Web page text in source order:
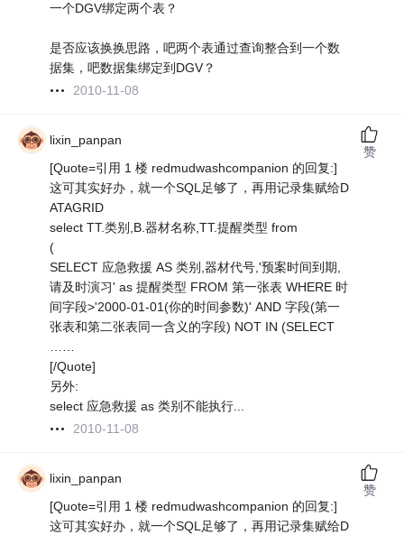
一个DGV绑定两个表？
是否应该换换思路，吧两个表通过查询整合到一个数
据集，吧数据集绑定到DGV？
2010-11-08
lixin_panpan
[Quote=引用 1 楼 redmudwashcompanion 的回复:]
这可其实好办，就一个SQL足够了，再用记录集赋给D
ATAGRID
select TT.类别,B.器材名称,TT.提醒类型 from
(
SELECT 应急救援 AS 类别,器材代号,'预案时间到期,
请及时演习' as 提醒类型 FROM 第一张表 WHERE 时
间字段>'2000-01-01(你的时间参数)' AND 字段(第一
张表和第二张表同一含义的字段) NOT IN (SELECT
……
[/Quote]
另外:
select 应急救援 as 类别不能执行...
2010-11-08
赞
lixin_panpan
[Quote=引用 1 楼 redmudwashcompanion 的回复:]
这可其实好办，就一个SQL足够了，再用记录集赋给D
赞